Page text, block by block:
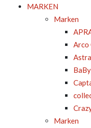
MARKEN
Marken
Arco
Marken